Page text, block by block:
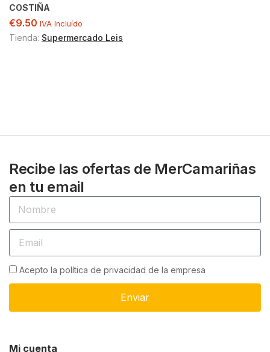
COSTIÑA
€9.50 IVA Incluído
Tienda: Supermercado Leis
Recibe las ofertas de MerCamariñas
en tu email
Acepto la política de privacidad de la empresa
Enviar
Mi cuenta